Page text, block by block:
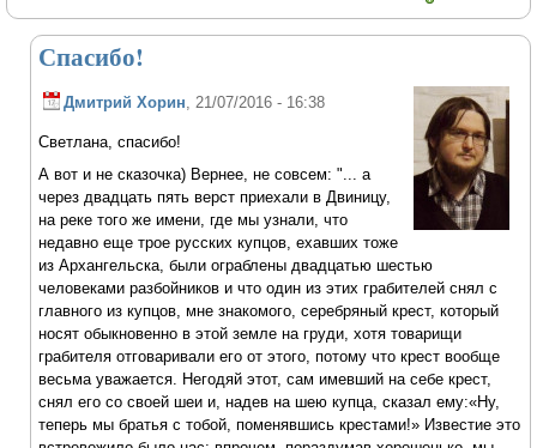
Спасибо!
Дмитрий Хорин, 21/07/2016 - 16:38
Светлана, спасибо!
А вот и не сказочка) Вернее, не совсем: "... а
через двадцать пять верст приехали в Двиницу,
на реке того же имени, где мы узнали, что
недавно еще трое русских купцов, ехавших тоже
из Архангельска, были ограблены двадцатью шестью
человеками разбойников и что один из этих грабителей снял с
главного из купцов, мне знакомого, серебряный крест, который
носят обыкновенно в этой земле на груди, хотя товарищи
грабителя отговаривали его от этого, потому что крест вообще
весьма уважается. Негодяй этот, сам имевший на себе крест,
снял его со своей шеи и, надев на шею купца, сказал ему:«Ну,
теперь мы братья с тобой, поменявшись крестами!» Известие это